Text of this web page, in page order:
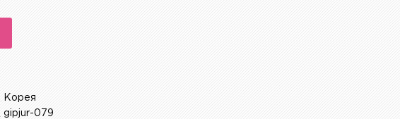
Корея
gipjur-079